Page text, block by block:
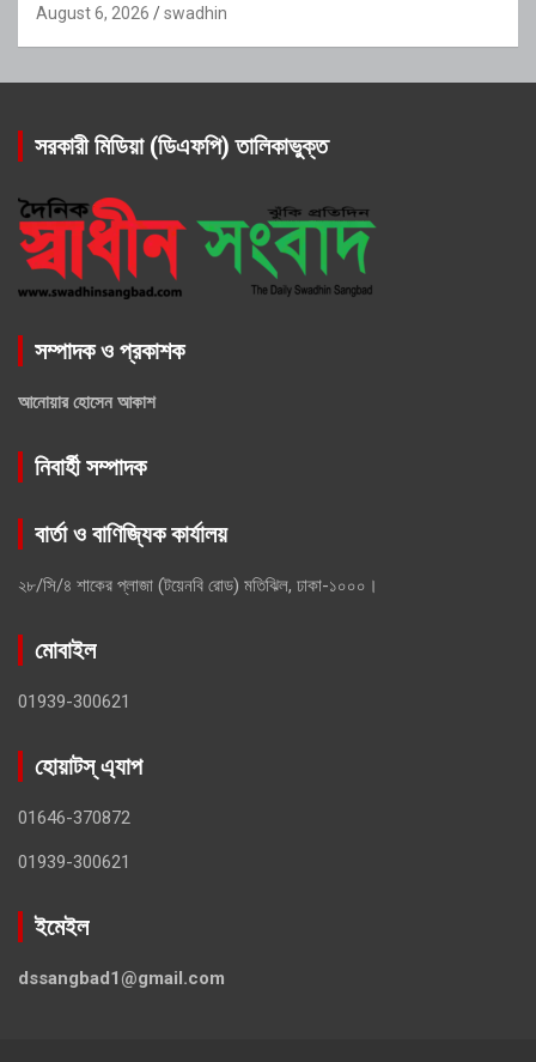
August 6, 2026 swadhin
সরকারী মিডিয়া (ডিএফপি) তালিকাভুক্ত
সম্পাদক ও প্রকাশক
আনোয়ার হোসেন আকাশ
নিবার্হী সম্পাদক
বার্তা ও বাণিজ্যিক কার্যালয়
২৮/সি/৪ শাকের প্লাজা (টয়েনবি রোড) মতিঝিল, ঢাকা-১০০০।
মোবাইল
01939-300621
হোয়াটস্ এ্যাপ
01646-370872
01939-300621
ইমেইল
dssangbad1@gmail.com